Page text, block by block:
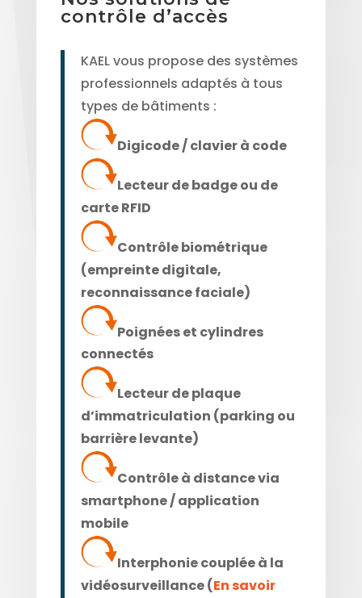
contrôle d’accès
KAEL vous propose des systèmes
professionnels adaptés à tous
types de bâtiments :
Digicode / clavier à code
Lecteur de badge ou de
carte RFID
Contrôle biométrique
(empreinte digitale,
reconnaissance faciale)
Poignées et cylindres
connectés
Lecteur de plaque
d’immatriculation (parking ou
barrière levante)
Contrôle à distance via
smartphone / application
mobile
Interphonie couplée à la
vidéosurveillance (En savoir